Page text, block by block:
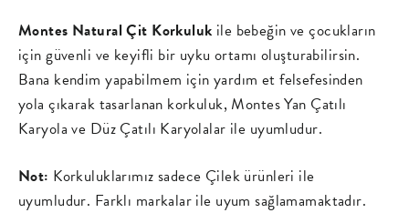
Montes Natural Çit Korkuluk ile bebeğin ve çocukların
için güvenli ve keyifli bir uyku ortamı oluşturabilirsin.
Bana kendim yapabilmem için yardım et felsefesinden
yola çıkarak tasarlanan korkuluk, Montes Yan Çatılı
Karyola ve Düz Çatılı Karyolalar ile uyumludur.
Not: Korkuluklarımız sadece Çilek ürünleri ile
uyumludur. Farklı markalar ile uyum sağlamamaktadır.